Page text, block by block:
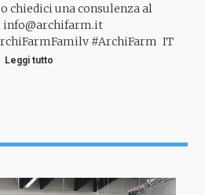
chiedici una consulenza al
info@archifarm.it
#ArchiFarm_IT
#ArchitettoCittadella
Leggi tutto